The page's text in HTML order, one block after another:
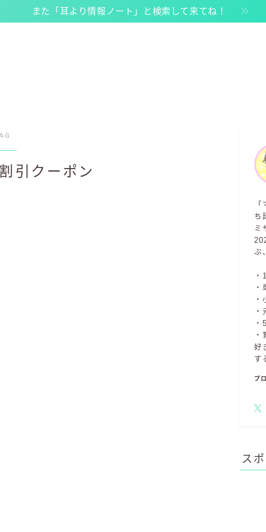
また「耳より情報ノート」と検索して来てね！
引クーポン
ち
ミ
ぶ
好
す
プ
ス